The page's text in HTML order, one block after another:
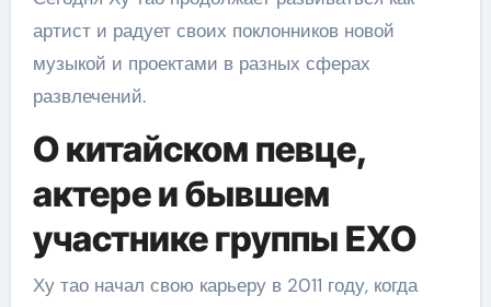
артист и радует своих поклонников новой
музыкой и проектами в разных сферах
развлечений.
О китайском певце,
актере и бывшем
участнике группы EXO
Ху тао начал свою карьеру в 2011 году, когда